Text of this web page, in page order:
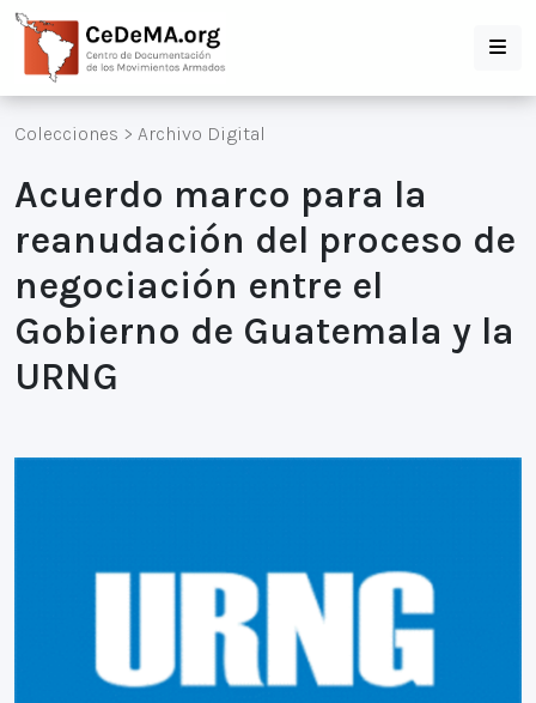
Colecciones > Archivo Digital
Acuerdo marco para la
reanudación del proceso de
negociación entre el
Gobierno de Guatemala y la
URNG